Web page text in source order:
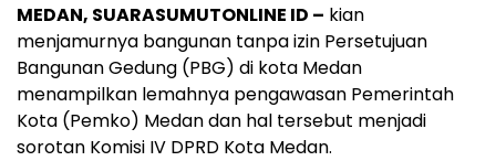
MEDAN, SUARASUMUTONLINE ID – kian
menjamurnya bangunan tanpa izin Persetujuan
Bangunan Gedung (PBG) di kota Medan
menampilkan lemahnya pengawasan Pemerintah
Kota (Pemko) Medan dan hal tersebut menjadi
sorotan Komisi IV DPRD Kota Medan.